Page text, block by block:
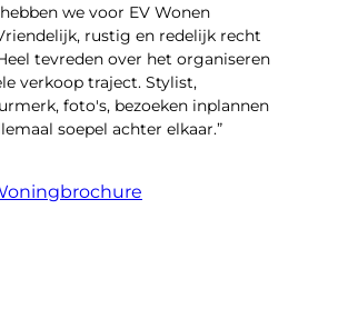
we voor EV Wonen
rustig en redelijk recht
tevreden over het organiseren
verkoop traject. Stylist,
foto's, bezoeken inplannen
soepel achter elkaar.”